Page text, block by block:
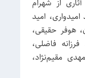
از شهرام
امید
هوفر حقیقی،
فاضلی،
مقیم‌نژاد،